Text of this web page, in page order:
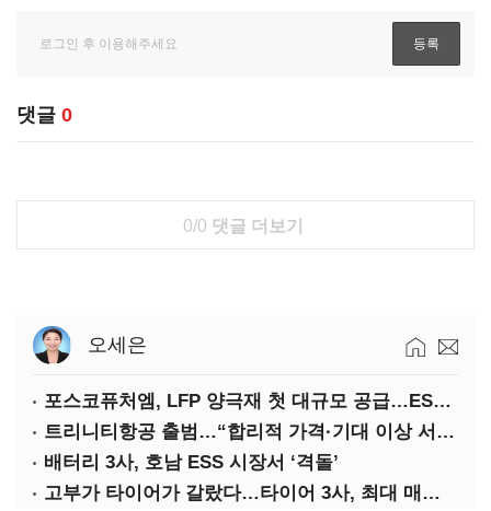
댓글 0
0/0 댓글 더보기
오세은
포스코퓨처엠, LFP 양극재 첫 대규모 공급…ESS 시장 공략
트리니티항공 출범…“합리적 가격·기대 이상 서비스로 승부”
배터리 3사, 호남 ESS 시장서 ‘격돌’
고부가 타이어가 갈랐다…타이어 3사, 최대 매출에도 영업익 희비